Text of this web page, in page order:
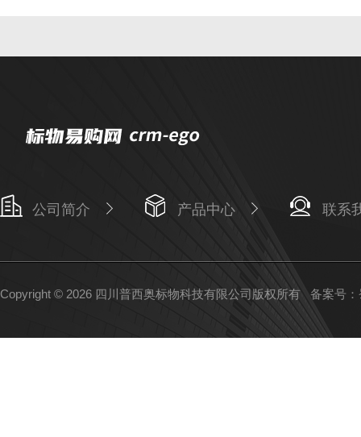
公司简介 产品中心 联系
Copyright © 2026 四川普西奥标物科技有限公司版权所有 备案号：